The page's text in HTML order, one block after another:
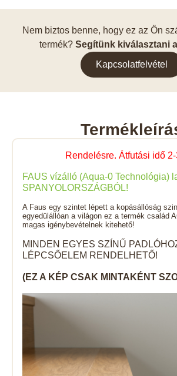
Nem biztos benne, hogy ez az Ön
termék? Segítünk kiválasztani
Kapcsolatfelvétel
Rendelésre. Átfutási idő
FAUS vízálló (Aqua-0 Technológia)
SPANYOLORSZÁGBÓL!
A Faus egy szintet lépett a kopásállóság
egyedülállóan a világon ez a termék család
magas igénybevételnek kitehető!
MINDEN EGYES SZÍNŰ
LÉPCSŐELEM RENDELHETŐ!
(EZ A KÉP CSAK MINTAKÉNT